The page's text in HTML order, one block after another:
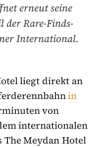
erneut seine
der Rare-Finds-
International.
liegt direkt an
in
von
internationalen
Meydan Hotel